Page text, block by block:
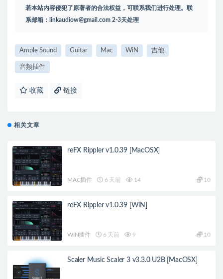
若本站内容侵犯了原著者的合法权益，可联系我们进行处理。联
系邮箱： linkaudiow@gmail.com 2-3天处理
Ample Sound Guitar Mac WiN 吉他
音频插件
收藏 链接
相关文章
reFX Rippler v1.0.39 [MacOSX]
MAC插件 6 天前 14 10
reFX Rippler v1.0.39 [WiN]
WIN插件 6 天前 9 10
Scaler Music Scaler 3 v3.3.0 U2B [MacOSX]